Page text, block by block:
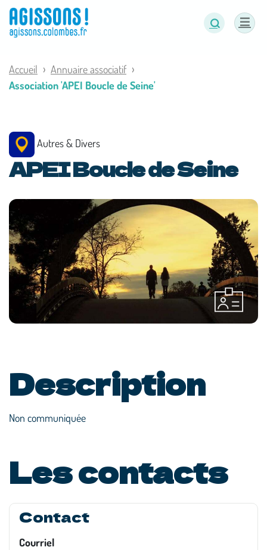
Accueil
Annuaire associatif
Association 'APEI Boucle de Seine'
Autres & Divers
APEI Boucle de Seine
Description
Non communiquée
Les contacts
Contact
Courriel
Panneau de gestion des cookies